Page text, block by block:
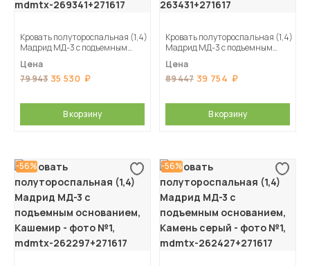
Кровать полутороспальная (1,4)
Мадрид МД-3 с подъемным
Цена
79 943 35 530
В корзину
Кровать полутороспальная (1,4)
Мадрид МД-3 с подъемным
Цена
89 447 39 754
В корзину
-56% -56%